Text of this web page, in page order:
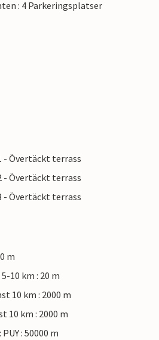
: 4 Parkeringsplatser
- Övertäckt terrass
- Övertäckt terrass
- Övertäckt terrass
m
10 km : 20 m
10 km : 2000 m
10 km : 2000 m
: 50000 m